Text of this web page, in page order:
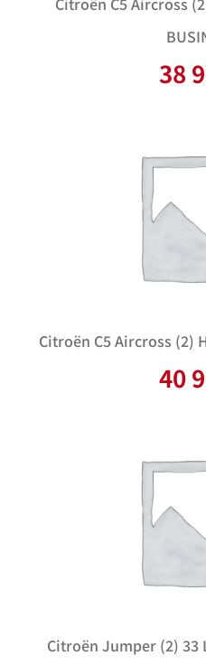
38
Citroën C5 Aircross (2)
40
Citroën Jumper (2) 33